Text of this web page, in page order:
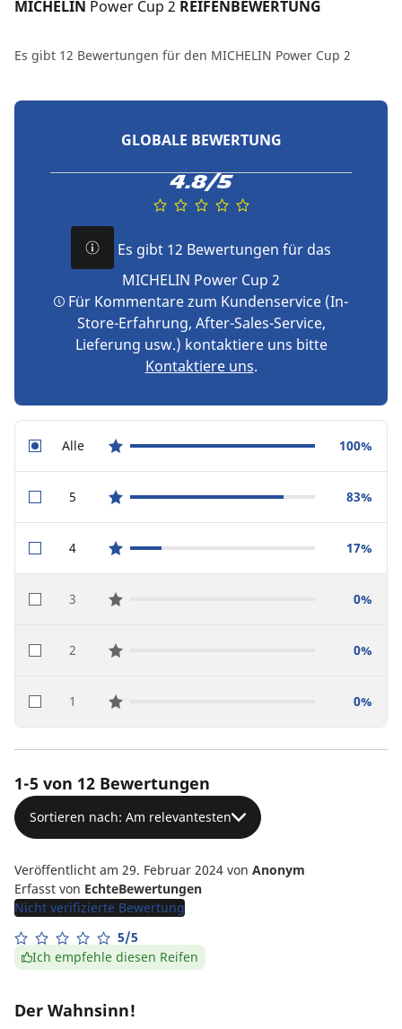
MICHELIN Power Cup 2 REIFENBEWERTUNG
Es gibt 12 Bewertungen für den MICHELIN Power Cup 2
GLOBALE BEWERTUNG
4.8/5
Es gibt 12 Bewertungen für das
MICHELIN Power Cup 2
Für Kommentare zum Kundenservice (In-
Store-Erfahrung, After-Sales-Service,
Lieferung usw.) kontaktiere uns bitte
Kontaktiere uns.
Allestar reviews 100%
5star reviews 83%
4star reviews 17%
3star reviews 0%
2star reviews 0%
1star reviews 0%
1-5 von 12 Bewertungen
Sortieren nach: Am relevantesten
Veröffentlicht am 29. Februar 2024 von Anonym
Erfasst von EchteBewertungen
Nicht verifizierte Bewertung
5/5
Ich empfehle diesen Reifen
Der Wahnsinn!